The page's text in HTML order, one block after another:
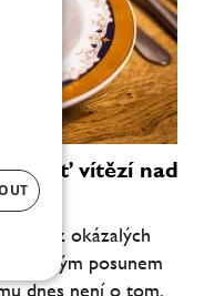
chuť vítězí nad
Bez okázalých
čitelným posunem
dnes není o tom,